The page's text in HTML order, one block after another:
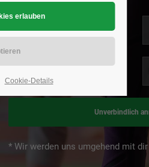
Unverbindlich
* Wir werden uns umgehend mit
Cookie-Details